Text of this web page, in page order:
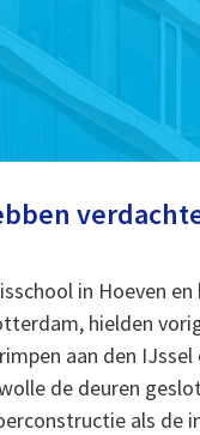
in Hoeven
hielden
aan den IJssel
de deuren
als de